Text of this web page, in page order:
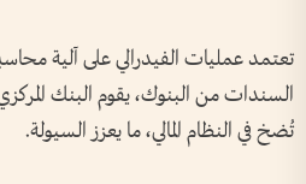
تعتمد عمليات الفيدرالي على آلية
السندات من البنوك، يقوم البنك
تُضخ في النظام المالي، ما يعزز السيولة.